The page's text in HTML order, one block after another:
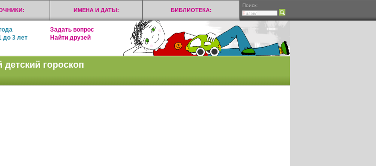
ИМЕНА И ДАТЫ: БИБЛИОТЕКА:
Поиск:
Задать вопрос
до 3 лет
Найти друзей
гороскоп